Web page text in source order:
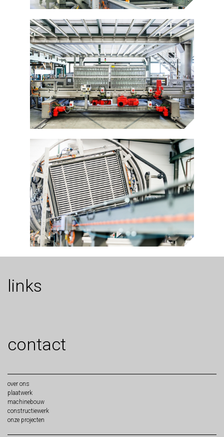
links
contact
over ons
plaatwerk
machinebouw
constructiewerk
onze projecten